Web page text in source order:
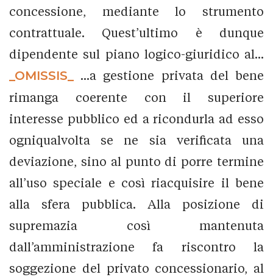
concessione, mediante lo strumento
contrattuale. Quest’ultimo è dunque
dipendente sul piano logico-giuridico al...
_OMISSIS_
...a gestione privata del bene
rimanga coerente con il superiore
interesse pubblico ed a ricondurla ad esso
ogniqualvolta se ne sia verificata una
deviazione, sino al punto di porre termine
all’uso speciale e così riacquisire il bene
alla sfera pubblica. Alla posizione di
supremazia così mantenuta
dall’amministrazione fa riscontro la
soggezione del privato concessionario, al